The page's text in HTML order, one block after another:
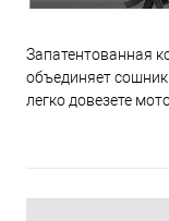
Запатентованная
объединяет
легко довезете
Расположение
массу